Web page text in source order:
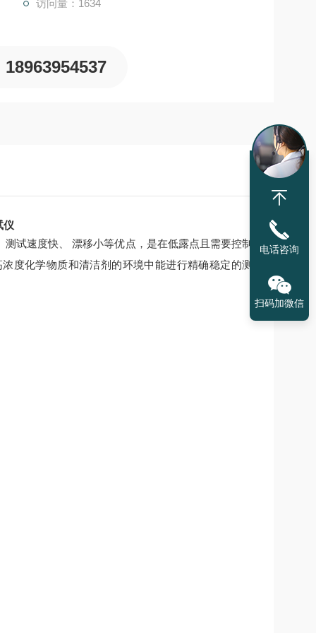
访问量：1634
18963954537
仪
试速度快、 漂移小等优点，是在低露点且需要控制
度化学物质和清洁剂的环境中能进行精确稳定的测
电话咨询
扫码加微信